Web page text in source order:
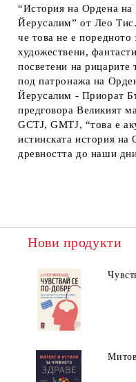
“История на Ордена на
Йерусалим” от Лео
че това не е поредното
художествени,
посветени на рицарите
под патронажа на
Йерусалим - Приорат
предговора Великият
GCTJ, GMTJ, “това е
истинската история на
древността до наши
Нови продукти